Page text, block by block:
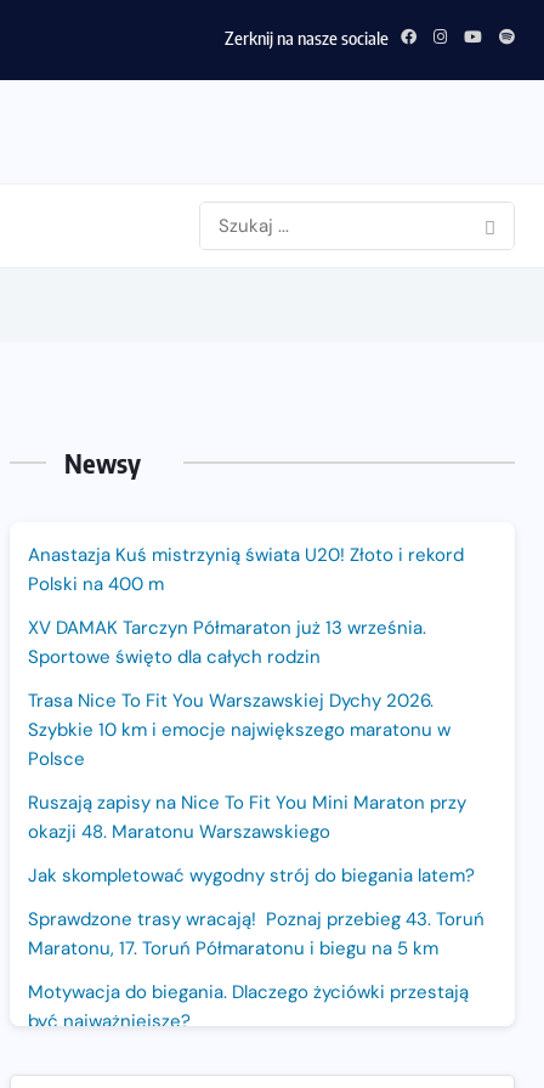
Zerknij na nasze sociale
Newsy
Anastazja Kuś mistrzynią świata U20! Złoto i rekord
Polski na 400 m
XV DAMAK Tarczyn Półmaraton już 13 września.
Sportowe święto dla całych rodzin
Trasa Nice To Fit You Warszawskiej Dychy 2026.
Szybkie 10 km i emocje największego maratonu w
Polsce
Ruszają zapisy na Nice To Fit You Mini Maraton przy
okazji 48. Maratonu Warszawskiego
Jak skompletować wygodny strój do biegania latem?
Sprawdzone trasy wracają! Poznaj przebieg 43. Toruń
Maratonu, 17. Toruń Półmaratonu i biegu na 5 km
Motywacja do biegania. Dlaczego życiówki przestają
być najważniejsze?